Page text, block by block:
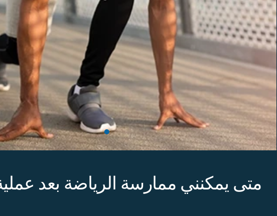
متى يمكنني ممارسة الرياضة بعد